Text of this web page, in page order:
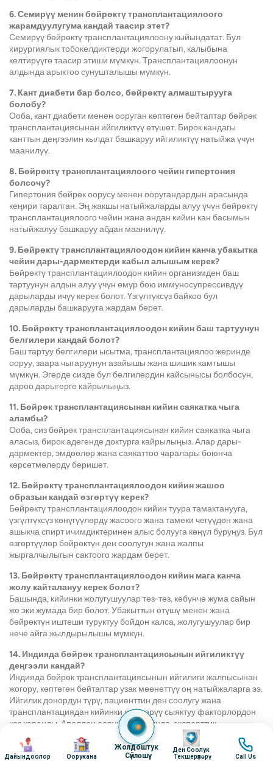
6. Семирүү менин бөйрөктү трансплантациялоого
жарамдуулугума кандай таасир этет?
Семирүү бөйрөктү трансплантациялоону кыйындатат. Бул
хирургиялык тобокелдиктерди жогорулатып, калыбына
келтирүүгө таасир этиши мүмкүн. Трансплантациялоонун
алдында арыктоо сунушталышы мүмкүн.
7. Кант диабети бар болсо, бөйрөктү алмаштырууга
болобу?
Ооба, кант диабети менен ооруган көптөгөн бейтаптар бөйрөк
трансплантациясынан ийгиликтүү өтүшөт. Бирок кандагы
канттын деңгээлин кылдат башкаруу ийгиликтүү натыйжа үчүн
маанилүү.
8. Бөйрөктү трансплантациялоого чейин гипертония
болсочу?
Гипертония бөйрөк оорусу менен ооругандардын арасында
кеңири таралган. Эң жакшы натыйжаларды алуу үчүн бөйрөктү
трансплантациялоого чейин жана андан кийин кан басымын
натыйжалуу башкаруу абдан маанилүү.
9. Бөйрөктү трансплантациялоодон кийин канча убакытка
чейин дары-дармектерди кабыл алышым керек?
Бөйрөктү трансплантациялоодон кийин организмден баш
тартуунун алдын алуу үчүн өмүр бою иммуносупрессивдүү
дарыларды ичүү керек болот. Үзгүлтүксүз байкоо бул
дарыларды башкарууга жардам берет.
10. Бөйрөктү трансплантациялоодон кийин баш тартуунун
белгилери кандай болот?
Баш тартуу белгилери ысытма, трансплантациялоо жеринде
ооруу, заара чыгаруунун азайышы жана шишик камтышы
мүмкүн. Эгерде сизде бул белгилердин кайсынысы болбосун,
дароо дарыгерге кайрылыңыз.
11. Бөйрөк трансплантациясынан кийин саякатка чыга
аламбы?
Ооба, сиз бөйрөк трансплантациясынан кийин саякатка чыга
аласыз, бирок адегенде доктурга кайрылыңыз. Алар дары-
дармектер, эмдөөлөр жана саякаттоо чаралары боюнча
көрсөтмөлөрдү беришет.
12. Бөйрөктү трансплантациялоодон кийин жашоо
образын кандай өзгөртүү керек?
Бөйрөктү трансплантациялоодон кийин туура тамактанууга,
үзгүлтүксүз көнүгүүлөрдү жасоого жана тамеки чегүүдөн жана
ашыкча спирт ичимдиктеринен алыс болууга көңүл буруңуз. Бул
өзгөртүүлөр бөйрөктүн ден соолугун жана жалпы
жыргалчылыгын сактоого жардам берет.
13. Бөйрөктү трансплантациялоодон кийин мага канча
жолу кайталануу керек болот?
Башында, кийинки жолугушуулар тез-тез, көбүнчө жума сайын
же эки жумада бир болот. Убакыттын өтүшү менен жана
бөйрөктүн иштеши туруктуу бойдон калса, жолугушуулар бир
нече айга жылдырылышы мүмкүн.
14. Индияда бөйрөк трансплантациясынын ийгиликтүү
деңгээли кандай?
Индияда бөйрөк трансплантациясынын ийгилиги жалпысынан
жогору, көптөгөн бейтаптар узак мөөнөттүү оң натыйжаларга ээ.
Ийгилик донордун түрү, пациенттин ден соолугу жана
трансплантациядан кийинки кам көрүү сыяктуу факторлордон
көз каранды. Аполлон ооруканаларында, эксперттик
медициналык топтор жана өнүккөн жардам менен биз
бейтаптарыбыз үчүн эң жакшы натыйжаларды камсыз кылабыз.
Image
Дайындоолор
Image
Оорукана
Жолдоштук
Сүйлөшүү
Image
Ден Соолук
Текшерүүлөрү
Image
Call Us